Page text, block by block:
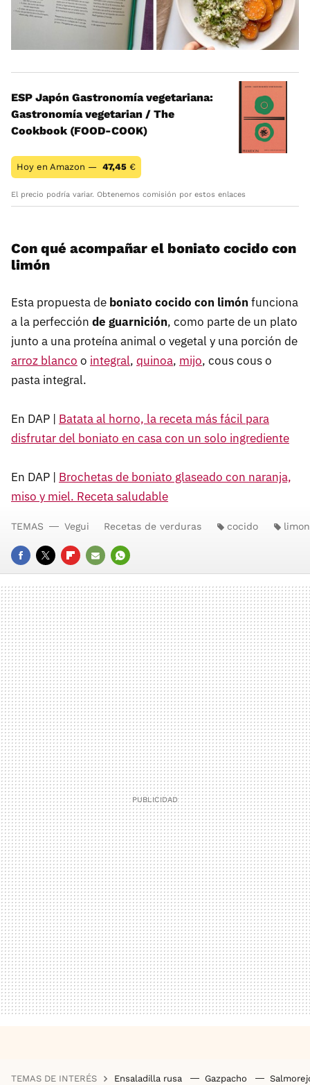
ESP Japón Gastronomía vegetariana:
Gastronomía vegetarian / The
Cookbook (FOOD-COOK)
Hoy en Amazon — 47,45 €
El precio podría variar. Obtenemos comisión por estos enlaces
Con qué acompañar el boniato cocido con
limón
Esta propuesta de boniato cocido con limón funciona
a la perfección de guarnición, como parte de un plato
junto a una proteína animal o vegetal y una porción de
arroz blanco o integral, quinoa, mijo, cous cous o
pasta integral.
En DAP | Batata al horno, la receta más fácil para
disfrutar del boniato en casa con un solo ingrediente
En DAP | Brochetas de boniato glaseado con naranja,
miso y miel. Receta saludable
FACEBOOK
TWITTERFLIPBOARD
E-
MAIL
WHATSAPP
TEMAS Vegui Recetas de verduras cocido
TEMAS DE INTERÉS Ensaladilla rusa Gazpacho